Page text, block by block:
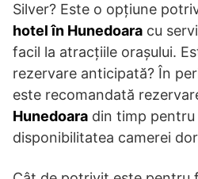
Silver? Este o opțiune
hotel în Hunedoara cu
facil la atracțiile orașului.
rezervare anticipată? În
este recomandată
Hunedoara din timp pentru
disponibilitatea camerei